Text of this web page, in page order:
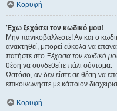
Κορυφή
Έχω ξεχάσει τον κωδικό μου!
Μην πανικοβάλλεστε! Αν και ο
ανακτηθεί, μπορεί εύκολα να
πατήστε στο Ξέχασα τον κωδικό
θέση να συνδεθείτε πάλι σύντομα.
Ωστόσο, αν δεν είστε σε θέση να
επικοινωνήστε με κάποιον
Κορυφή